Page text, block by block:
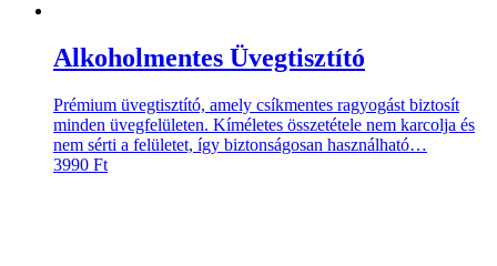
Alkoholmentes Üvegtisztító
Prémium üvegtisztító, amely csíkmentes ragyogást biztosít
minden üvegfelületen. Kíméletes összetétele nem karcolja és
nem sérti a felületet, így biztonságosan használható…
3990 Ft